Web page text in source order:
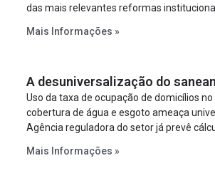
das mais relevantes reformas
serviços, ampliar a participação da
à segurança jurídica dos contratos.
Mais Informações »
A desuniversalização do
Uso da taxa de ocupação de domicílios no
cobertura de água e esgoto ameaça
Agência reguladora do setor já prevê
Mais Informações »